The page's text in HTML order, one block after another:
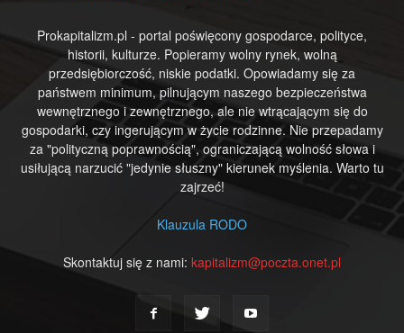
Prokapitalizm.pl - portal poświęcony gospodarce, polityce,
historii, kulturze. Popieramy wolny rynek, wolną
przedsiębiorczość, niskie podatki. Opowiadamy się za
państwem minimum, pilnującym naszego bezpieczeństwa
wewnętrznego i zewnętrznego, ale nie wtrącającym się do
gospodarki, czy ingerującym w życie rodzinne. Nie przepadamy
za "polityczną poprawnością", ograniczającą wolność słowa i
usiłującą narzucić "jedynie słuszny" kierunek myślenia. Warto tu
zajrzeć!
Klauzula RODO
Skontaktuj się z nami: kapitalizm@poczta.onet.pl